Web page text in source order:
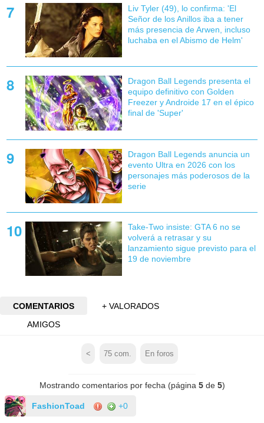
Liv Tyler (49), lo confirma: 'El
Señor de los Anillos iba a tener
más presencia de Arwen, incluso
luchaba en el Abismo de Helm'
Dragon Ball Legends presenta el
equipo definitivo con Golden
Freezer y Androide 17 en el épico
final de 'Super'
Dragon Ball Legends anuncia un
evento Ultra en 2026 con los
personajes más poderosos de la
serie
Take-Two insiste: GTA 6 no se
volverá a retrasar y su
lanzamiento sigue previsto para el
19 de noviembre
COMENTARIOS
+ VALORADOS
AMIGOS
< 75 com. En foros
Mostrando comentarios por fecha (página 5de 5)
FashionToad +0